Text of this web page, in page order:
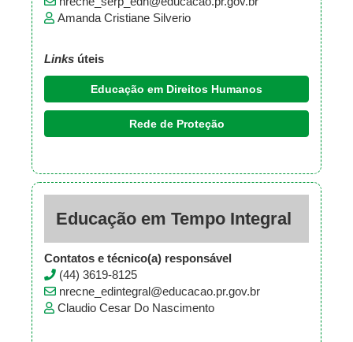
Amanda Cristiane Silverio
Links úteis
Educação em Direitos Humanos
Rede de Proteção
Educação em Tempo Integral
Contatos e técnico(a) responsável
(44) 3619-8125
nrecne_edintegral@educacao.pr.gov.br
Claudio Cesar Do Nascimento